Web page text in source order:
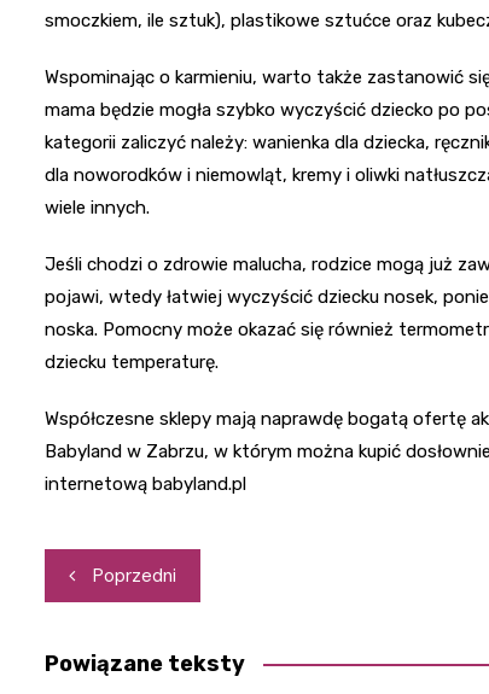
smoczkiem, ile sztuk), plastikowe sztućce oraz
Wspominając o karmieniu, warto także zastanowić
mama będzie mogła szybko wyczyścić dziecko po
kategorii zaliczyć należy: wanienka dla dziecka,
dla noworodków i niemowląt, kremy i oliwki
wiele innych.
Jeśli chodzi o zdrowie malucha, rodzice mogą już
pojawi, wtedy łatwiej wyczyścić dziecku nosek,
noska. Pomocny może okazać się również
dziecku temperaturę.
Współczesne sklepy mają naprawdę bogatą ofertę
Babyland w Zabrzu, w którym można kupić
internetową babyland.pl
Nawigacja
wpisu
Poprzedni
Powiązane teksty